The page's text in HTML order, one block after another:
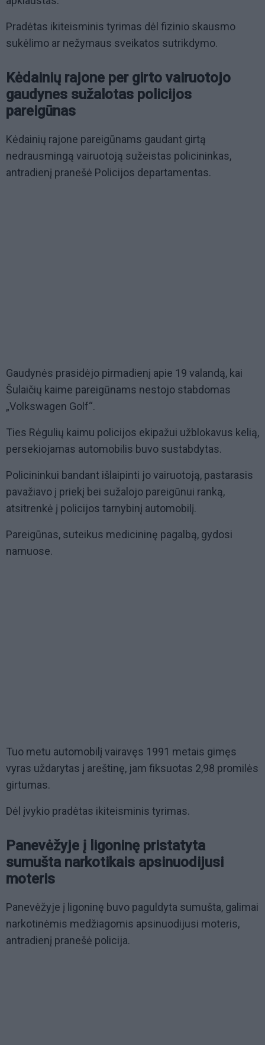
Pradėtas ikiteisminis tyrimas dėl fizinio skausmo
sukėlimo ar nežymaus sveikatos sutrikdymo.
Kėdainių rajone per girto vairuotojo
gaudynes sužalotas policijos
pareigūnas
Kėdainių rajone pareigūnams gaudant girtą
nedrausmingą vairuotoją sužeistas policininkas,
antradienį pranešė Policijos departamentas.
Gaudynės prasidėjo pirmadienį apie 19 valandą, kai
Šulaičių kaime pareigūnams nestojo stabdomas
„Volkswagen Golf“.
Ties Rėgulių kaimu policijos ekipažui užblokavus kelią,
persekiojamas automobilis buvo sustabdytas.
Policininkui bandant išlaipinti jo vairuotoją, pastarasis
pavažiavo į priekį bei sužalojo pareigūnui ranką,
atsitrenkė į policijos tarnybinį automobilį.
Pareigūnas, suteikus medicininę pagalbą, gydosi
namuose.
Tuo metu automobilį vairavęs 1991 metais gimęs
vyras uždarytas į areštinę, jam fiksuotas 2,98 promilės
girtumas.
Dėl įvykio pradėtas ikiteisminis tyrimas.
Panevėžyje į ligoninę pristatyta
sumušta narkotikais apsinuodijusi
moteris
Panevėžyje į ligoninę buvo paguldyta sumušta, galimai
narkotinėmis medžiagomis apsinuodijusi moteris,
antradienį pranešė policija.